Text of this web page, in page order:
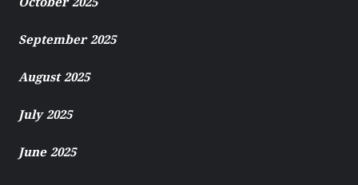
October 2025
September 2025
August 2025
July 2025
June 2025